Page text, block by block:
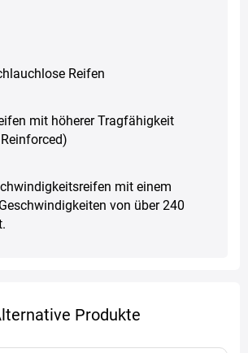
Reifen
mit höherer Tragfähigkeit
mit einem
von über 240
Produkte